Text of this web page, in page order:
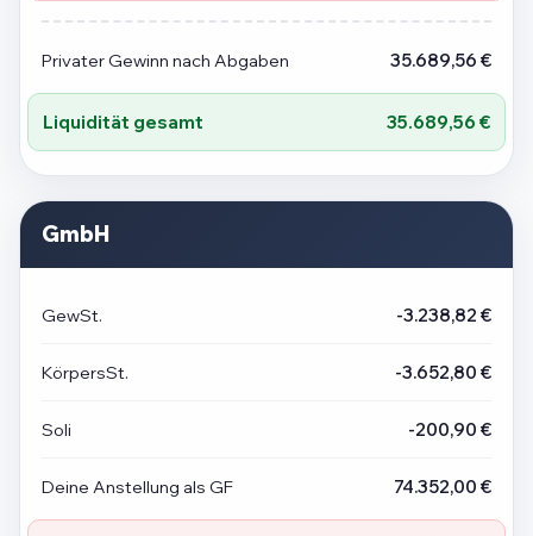
Privater Gewinn nach Abgaben 35.689,56 €
Liquidität gesamt 35.689,56 €
GmbH
GewSt. -3.238,82 €
KörpersSt. -3.652,80 €
Soli -200,90 €
Deine Anstellung als GF 74.352,00 €